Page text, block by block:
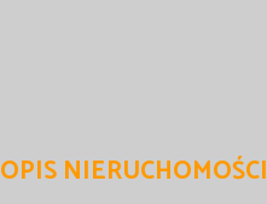
OPIS NIERUCHOMOŚCI